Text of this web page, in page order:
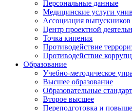
Персональные данные
Медицинские услуги
Ассоциация
Центр проектной
Точка кипения
Противодействие
Противодействие
Образование
Учебно-методическое
Высшее образование
Образовательные
Второе высшее
Переподготовка и